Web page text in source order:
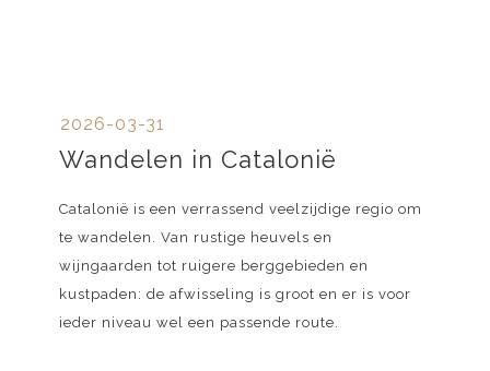
2026-03-31
Wandelen in Catalonië
Catalonië is een verrassend veelzijdige regio om
te wandelen. Van rustige heuvels en
wijngaarden tot ruigere berggebieden en
kustpaden: de afwisseling is groot en er is voor
ieder niveau wel een passende route.